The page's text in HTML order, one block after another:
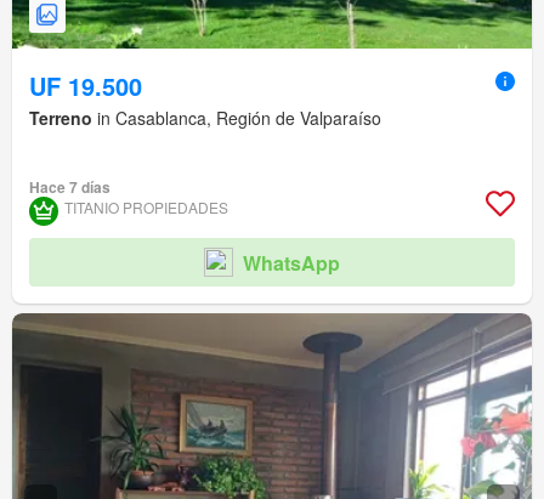
UF 19.500
Terreno in Casablanca, Región de Valparaíso
Hace 7 días
TITANIO PROPIEDADES
WhatsApp